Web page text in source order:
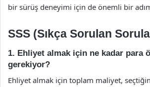
bir sürüş deneyimi için de önemli bir
SSS (Sıkça Sorulan
1. Ehliyet almak için ne kadar para
gerekiyor?
Ehliyet almak için toplam maliyet,